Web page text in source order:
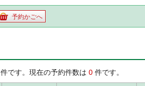
予約かごへ
件です。現在の予約件数は 0 件です。